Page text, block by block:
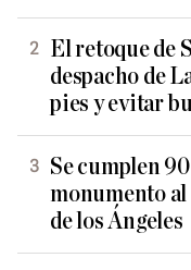
El retoque de
despacho de
pies y evitar
Se cumplen
monumento al
de los Ángeles